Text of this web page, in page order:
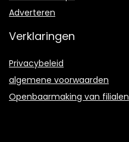
Adverteren
Verklaringen
Privacybeleid
algemene voorwaarden
Openbaarmaking van filialen